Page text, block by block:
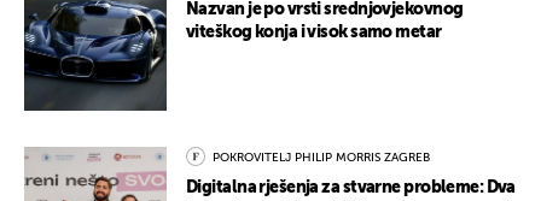
Nazvan je po vrsti srednjovjekovnog
viteškog konja i visok samo metar
POKROVITELJ PHILIP MORRIS ZAGREB
Digitalna rješenja za stvarne probleme: Dva